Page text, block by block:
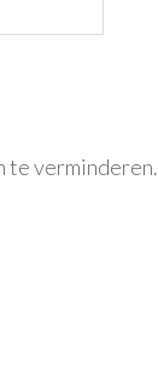
te verminderen.